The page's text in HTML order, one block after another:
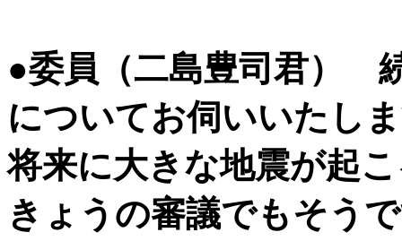
●委員（二島豊司君）
についてお伺いいたし
将来に大きな地震が起
きょうの審議でもそう